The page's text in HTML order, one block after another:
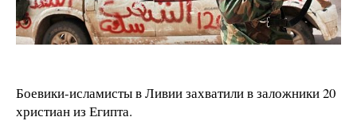
Боевики-исламисты в Ливии захватили в заложники 20
христиан из Египта.